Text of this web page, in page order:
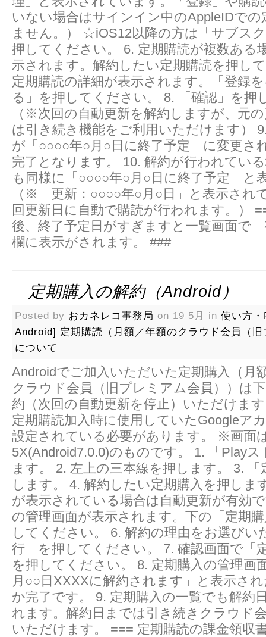
いない場合はサインイン中のAppleIDでの
ません。） ☆iOS12以降の方は「サブス
押してください。 6. 定期購読が複数ある
示されます。解約したい定期購読を押し
定期購読の詳細が表示されます。「登録
る」を押してください。 8. 「確認」を押
（※次回の自動更新を解約しますが、元
は引き続き機能をご利用いただけます）
が「○○○○年○月○日に終了予定」に変更さ
完了となります。 10. 解約が行われてい
も同様に「○○○○年○月○日に終了予定」と
（※「更新：○○○○年○月○日」と表示され
回更新日に自動で購読が行われます。）
後、終了予定日がすぎますと一覧画面で
欄に表示がされます。 ###
定期購入の解約（Android）
Posted by おカネレコ事務局 on 19 5月 in 使い方
Android] 定期購読（月額／年額のクラウド会員（
について
Androidでご加入いただいた定期購入（月
クラウド会員（旧プレミアム会員））は
約（次回の自動更新を停止）いただけま
定期購読加入時に使用していたGoogleア
設定されている必要があります。 ※画面
5X(Android7.0.0)のものです。 1. 「Play
ます。 2. 左上の三本線を押します。 3. 「
します。 4. 解約したい定期購入を押しま
が表示されている場合は自動更新が有効
の管理画面が表示されます。下の「定期
してください。 6. 解約の理由をお選びい
行」を押してください。 7. 確認画面で「
を押してください。 8. 定期購入の管理画
月○○日XXXXに解約されます」と表示さ
か完了です。 9. 定期購入の一覧でも解約
れます。解約日までは引き続きクラウド
いただけます。 === 定期購読の課金領収